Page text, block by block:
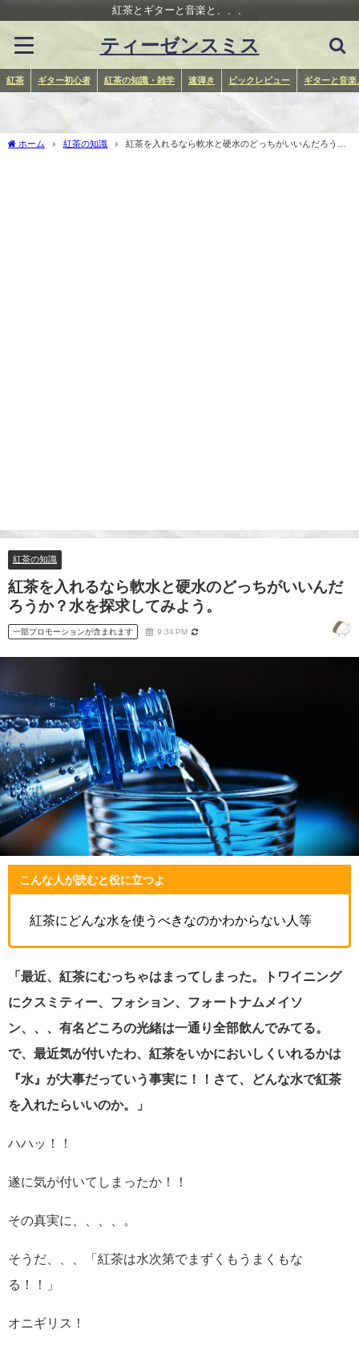
紅茶とギターと音楽と、、、
ティーゼンスミス
紅茶 ギター初心者 紅茶の知識・雑学 速弾き ピックレビュー ギターと音楽
ホーム 紅茶の知識
紅茶を入れるなら軟水と硬水のどっちがいいんだろう
紅茶の知識
紅茶を入れるなら軟水と硬水のどっちがいいんだ
ろうか？水を探求してみよう。
一部プロモーションが含まれます 9:34 PM
こんな人が読むと役に立つよ
紅茶にどんな水を使うべきなのかわからない人等
「最近、紅茶にむっちゃはまってしまった。トワイニング
にクスミティー、フォション、フォートナムメイソ
ン、、、有名どころの光緒は一通り全部飲んでみてる。
で、最近気が付いたわ、紅茶をいかにおいしくいれるかは
『水』が大事だっていう事実に！！さて、どんな水で紅茶
を入れたらいいのか。」
ハハッ！！
遂に気が付いてしまったか！！
その真実に、、、、。
そうだ、、、「紅茶は水次第でまずくもうまくもな
る！！」
オニギリス！